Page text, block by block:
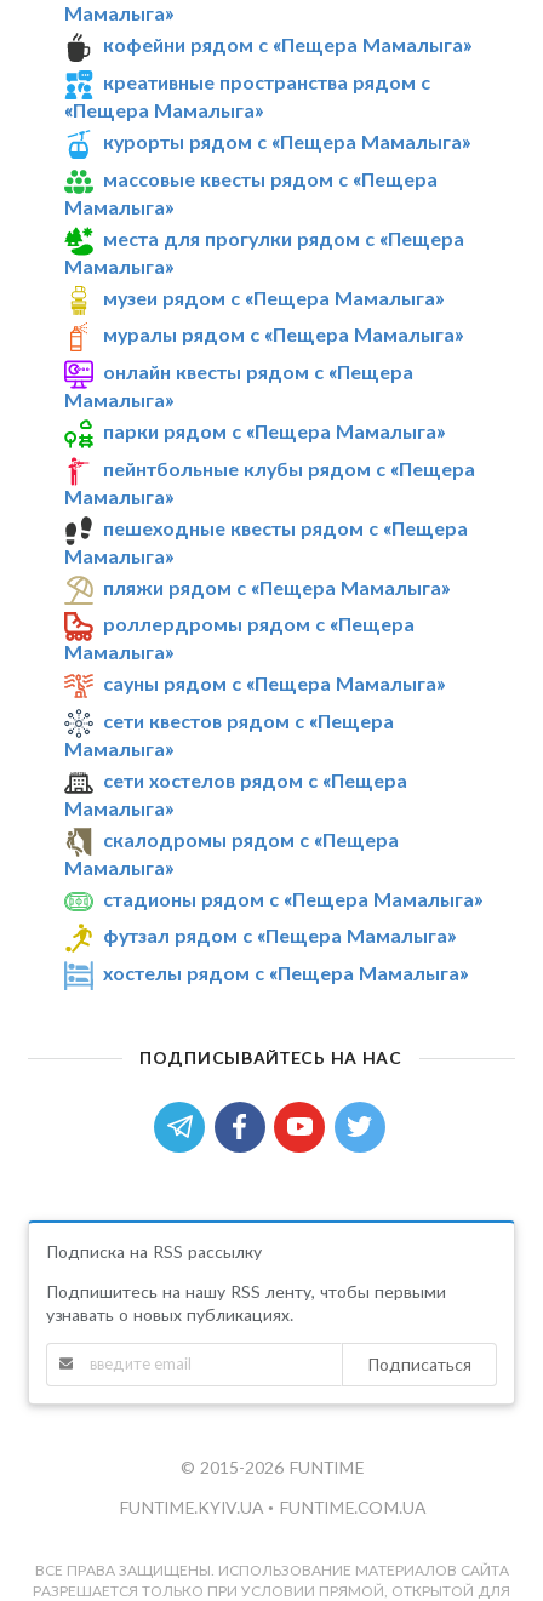
Мамалыга»
кофейни рядом с «Пещера Мамалыга»
креативные пространства рядом с
«Пещера Мамалыга»
курорты рядом с «Пещера Мамалыга»
массовые квесты рядом с «Пещера
Мамалыга»
места для прогулки рядом с «Пещера
Мамалыга»
музеи рядом с «Пещера Мамалыга»
муралы рядом с «Пещера Мамалыга»
онлайн квесты рядом с «Пещера
Мамалыга»
парки рядом с «Пещера Мамалыга»
пейнтбольные клубы рядом с «Пещера
Мамалыга»
пешеходные квесты рядом с «Пещера
Мамалыга»
пляжи рядом с «Пещера Мамалыга»
роллердромы рядом с «Пещера
Мамалыга»
сауны рядом с «Пещера Мамалыга»
сети квестов рядом с «Пещера
Мамалыга»
сети хостелов рядом с «Пещера
Мамалыга»
скалодромы рядом с «Пещера
Мамалыга»
стадионы рядом с «Пещера Мамалыга»
футзал рядом с «Пещера Мамалыга»
хостелы рядом с «Пещера Мамалыга»
ПОДПИСЫВАЙТЕСЬ НА НАС
Подписка на RSS рассылку
Подпишитесь на нашу RSS ленту, чтобы первыми
узнавать о новых публикациях.
Подписаться
© 2015-2026 FUNTIME
FUNTIME.KYIV.UA • FUNTIME.COM.UA
ВСЕ ПРАВА ЗАЩИЩЕНЫ. ИСПОЛЬЗОВАНИЕ МАТЕРИАЛОВ САЙТА
РАЗРЕШАЕТСЯ ТОЛЬКО ПРИ УСЛОВИИ ПРЯМОЙ, ОТКРЫТОЙ ДЛЯ